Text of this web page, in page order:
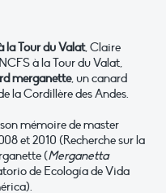
la Tour du Valat, Claire
à la Tour du Valat,
merganette, un canard
la Cordillère des Andes.
mémoire de master
et 2010 (Recherche sur la
(Merganetta
de Ecología de Vida